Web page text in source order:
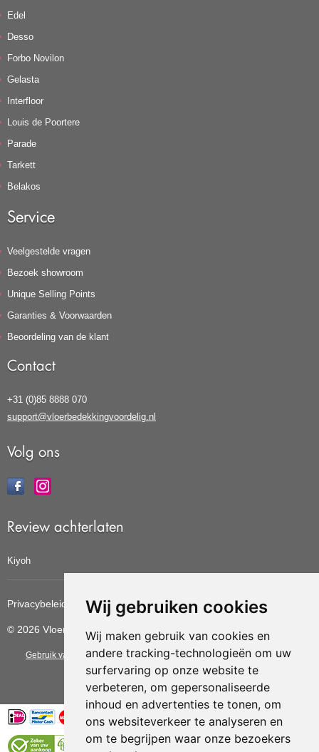
Wij gebruiken cookies
Wij maken gebruik van cookies en
andere tracking-technologieën om uw
surfervaring op onze website te
verbeteren, om gepersonaliseerde
inhoud en advertenties te tonen, om
ons websiteverkeer te analyseren en
om te begrijpen waar onze bezoekers
Edel
Desso
Forbo Novilon
Gelasta
Interfloor
Louis de Poortere
Parade
Tarkett
Belakos
Service
Veelgestelde vragen
Bezoek showroom
Unique Selling Points
Garanties & Voorwaarden
Beoordeling van de klant
Contact
+31 (0)85 8888 070
support@vloerbedekkingvoordelig.nl
Volg ons
Review achterlaten
Kiyoh
Privacybeleid Cookiebeleid Update cookies voorkeuren
© 2026 Vloerbedekkingvoordelig
Gebruik van deze site betekent dat u dealgemene voorwaarden van CBW